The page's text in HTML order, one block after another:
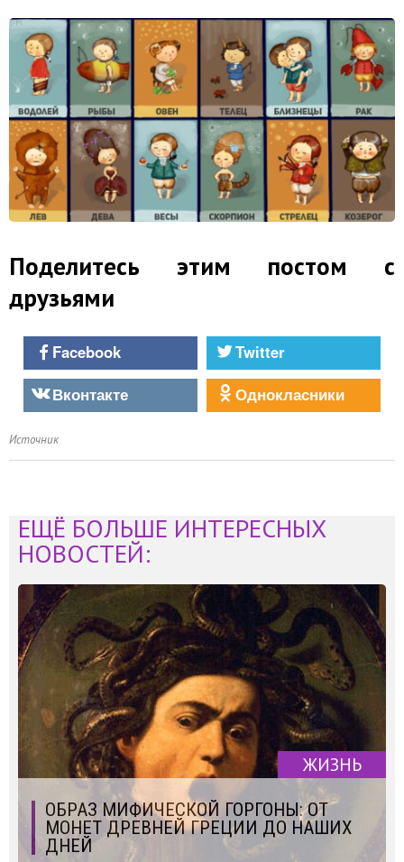
Поделитесь этим постом с
друзьями
Facebook
Twitter
Вконтакте
Однокласники
Источник
ЕЩЁ БОЛЬШЕ ИНТЕРЕСНЫХ
НОВОСТЕЙ:
ЖИЗНЬ
ОБРАЗ МИФИЧЕСКОЙ ГОРГОНЫ: ОТ
МОНЕТ ДРЕВНЕЙ ГРЕЦИИ ДО НАШИХ
ДНЕЙ